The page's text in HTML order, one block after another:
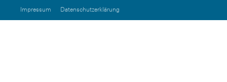
Impressum
Datenschutzerklärung